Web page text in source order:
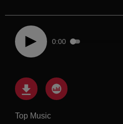
0:00
Top Music